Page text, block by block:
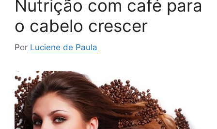
Nutrição com café para
o cabelo crescer
Por Luciene de Paula